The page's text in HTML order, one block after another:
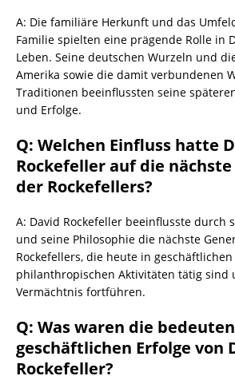
A: Die familiäre Herkunft und das
Familie spielten eine prägende Rolle in
Leben. Seine deutschen Wurzeln und
Amerika sowie die damit verbundenen
Traditionen beeinflussten seine
und Erfolge.
Q: Welchen Einfluss hatte
Rockefeller auf die
der Rockefellers?
A: David Rockefeller beeinflusste durch
und seine Philosophie die nächste
Rockefellers, die heute in
philanthropischen Aktivitäten tätig sind
Vermächtnis fortführen.
Q: Was waren die
geschäftlichen Erfolge von
Rockefeller?